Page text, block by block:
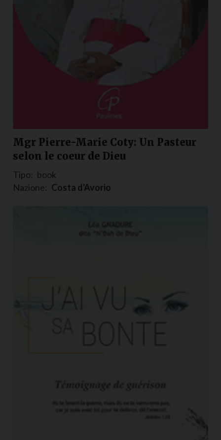
Mgr Pierre-Marie Coty: Un Pasteur
selon le coeur de Dieu
Tipo: book
Nazione: Costa d'Avorio